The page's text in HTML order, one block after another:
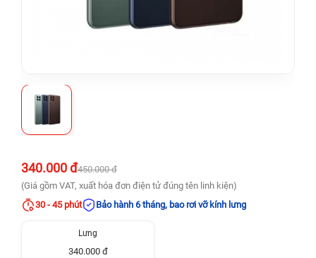
340.000 đ450.000 đ
(Giá gồm VAT, xuất hóa đơn điện tử đúng tên linh kiện)
30 - 45 phút
Bảo hành 6 tháng, bao rơi vỡ kính lưng
Lưng
340.000 đ